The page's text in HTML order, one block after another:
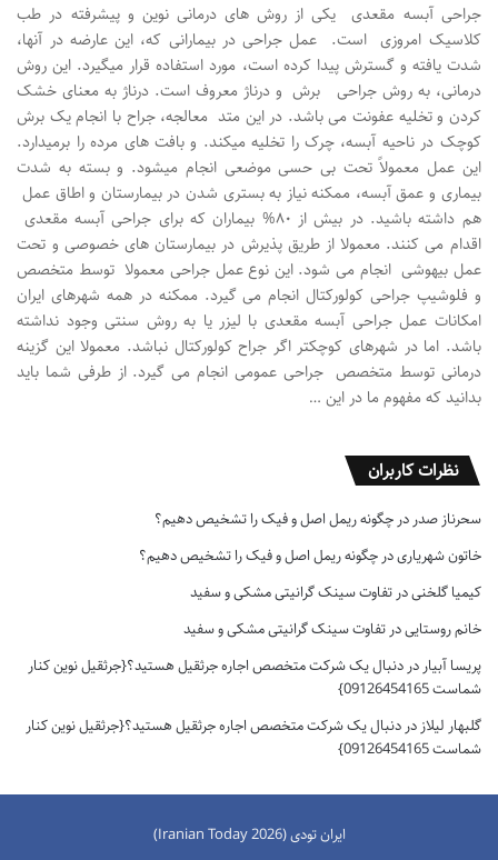
جراحی آبسه مقعدی یکی از روش های درمانی نوین و پیشرفته در طب
کلاسیک امروزی است. عمل جراحی در بیمارانی که، این عارضه در آنها،
شدت یافته و گسترش پیدا کرده است، مورد استفاده قرار میگیرد. این روش
درمانی، به روش جراحی برش و درناژ معروف است. درناژ به معنای خشک
کردن و تخلیه عفونت می باشد. در این متد معالجه، جراح با انجام یک برش
کوچک در ناحیه آبسه، چرک را تخلیه میکند. و بافت های مرده را برمیدارد.
این عمل معمولاً تحت بی حسی موضعی انجام میشود. و بسته به شدت
بیماری و عمق آبسه، ممکنه نیاز به بستری شدن در بیمارستان و اطاق عمل
هم داشته باشید. در بیش از ۸۰% بیماران که برای جراحی آبسه مقعدی
اقدام می کنند. معمولا از طریق پذیرش در بیمارستان های خصوصی و تحت
عمل بیهوشی انجام می شود. این نوع عمل جراحی معمولا توسط متخصص
و فلوشیپ جراحی کولورکتال انجام می گیرد. ممکنه در همه شهرهای ایران
امکانات عمل جراحی آبسه مقعدی با لیزر یا به روش سنتی وجود نداشته
باشد. اما در شهرهای کوچکتر اگر جراح کولورکتال نباشد. معمولا این گزینه
درمانی توسط متخصص جراحی عمومی انجام می گیرد. از طرفی شما باید
بدانید که مفهوم ما در این …
نظرات کاربران
سحرناز صدر در چگونه ریمل اصل و فیک را تشخیص دهیم؟
خاتون شهریاریدر چگونه ریمل اصل و فیک را تشخیص دهیم؟
کیمیا گلخنیدر تفاوت سینک گرانیتی مشکی و سفید
خانم روستاییدر تفاوت سینک گرانیتی مشکی و سفید
پریسا آبیار در دنبال یک شرکت متخصص اجاره جرثقیل هستید؟{جرثقیل نوین کنار
شماست 09126454165}
گلبهار لیلاز در دنبال یک شرکت متخصص اجاره جرثقیل هستید؟{جرثقیل نوین کنار
شماست 09126454165}
ایران تودی (Iranian Today 2026)